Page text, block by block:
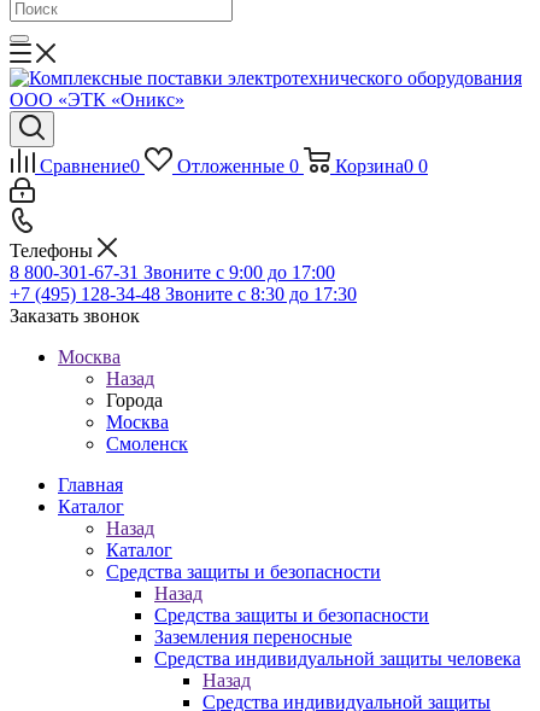
Сравнение0 Отложенные 0 Корзина0 0
Телефоны
8 800-301-67-31 Звоните с 9:00 до 17:00
+7 (495) 128-34-48 Звоните с 8:30 до 17:30
Заказать звонок
Москва
Назад
Города
Москва
Смоленск
Главная
Каталог
Назад
Каталог
Средства защиты и безопасности
Назад
Средства защиты и безопасности
Заземления переносные
Средства индивидуальной защиты человека
Назад
Средства индивидуальной защиты